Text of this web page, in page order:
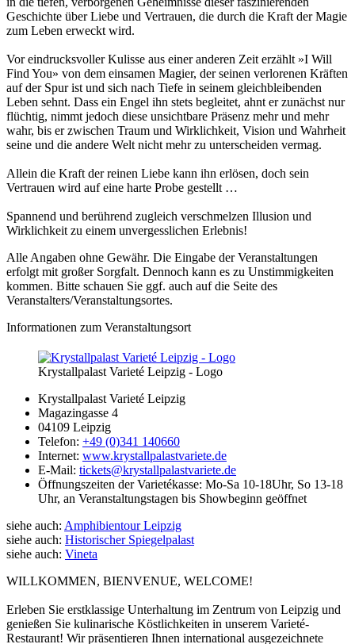
Geschichte über Liebe und Vertrauen, die durch die Kraft der Magie
zum Leben erweckt wird.
Vor eindrucksvoller Kulisse aus einer anderen Zeit erzählt »I Will
Find You» von dem einsamen Magier, der seinen verlorenen Kräften
auf der Spur ist und sich nach Tiefe in seinem gleichbleibenden
Leben sehnt. Dass ein Engel ihn stets begleitet, ahnt er zunächst nur
flüchtig, nimmt jedoch diese unsichtbare Präsenz mehr und mehr
wahr, bis er zwischen Traum und Wirklichkeit, Vision und Wahrheit
seine und die andere Welt nicht mehr zu unterscheiden vermag.
Allein die Kraft der reinen Liebe kann ihn erlösen, doch sein
Vertrauen wird auf eine harte Probe gestellt …
Spannend und berührend zugleich verschmelzen Illusion und
Wirklichkeit zu einem unvergesslichen Erlebnis!
Alle Angaben ohne Gewähr. Die Eingabe der Veranstaltungen
erfolgt mit großer Sorgfalt. Dennoch kann es zu Unstimmigkeiten
kommen. Bitte schauen Sie ggf. auch auf die Seite des
Veranstalters/Veranstaltungsortes.
Informationen zum Veranstaltungsort
Krystallpalast Varieté Leipzig - Logo
Krystallpalast Varieté Leipzig
Magazingasse 4
04109 Leipzig
Telefon: +49 (0)341 140660
Internet: www.krystallpalastvariete.de
E-Mail: tickets@krystallpalastvariete.de
Öffnungszeiten der Varietékasse: Mo-Sa 10-18Uhr, So 13-18
Uhr, an Veranstaltungstagen bis Showbeginn geöffnet
siehe auch: Amphibientour Leipzig
siehe auch: Historischer Spiegelpalast
siehe auch: Vineta
WILLKOMMEN, BIENVENUE, WELCOME!
Erleben Sie erstklassige Unterhaltung im Zentrum von Leipzig und
genießen Sie kulinarische Köstlichkeiten in unserem Varieté-
Restaurant! Wir präsentieren Ihnen international ausgezeichnete